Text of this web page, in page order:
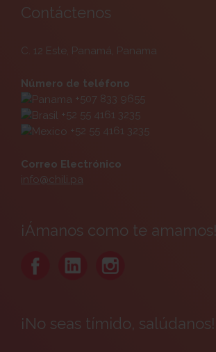
Contáctenos
C. 12 Este, Panamá, Panama
Número de teléfono
+507 833 9655
+52 55 4161 3235
+52 55 4161 3235
Correo Electrónico
info@chili.pa
¡Ámanos como te amamos!
¡No seas tímido, salúdanos!